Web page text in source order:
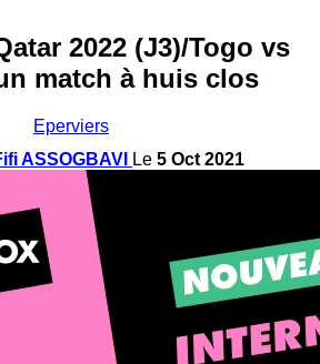
2022 (J3)/Togo vs
match à huis clos
Eperviers
ASSOGBAVI Le 5 Oct 2021